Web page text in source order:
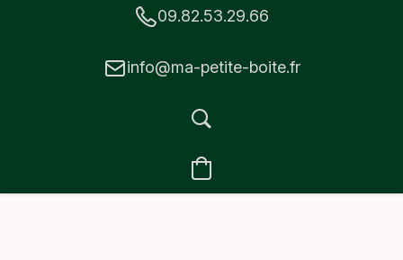
09.82.53.29.66
info@ma-petite-boite.fr